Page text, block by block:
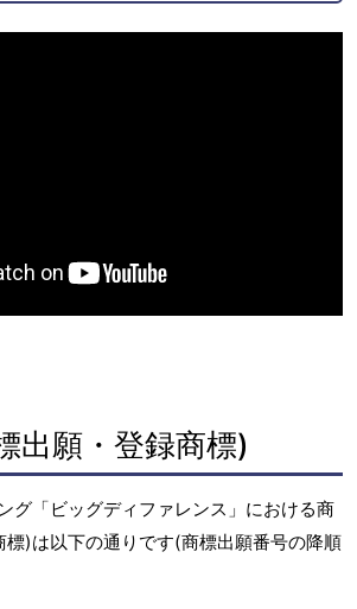
出願・登録商標)
グ「ビッグディファレンス」における商
)は以下の通りです(商標出願番号の降順